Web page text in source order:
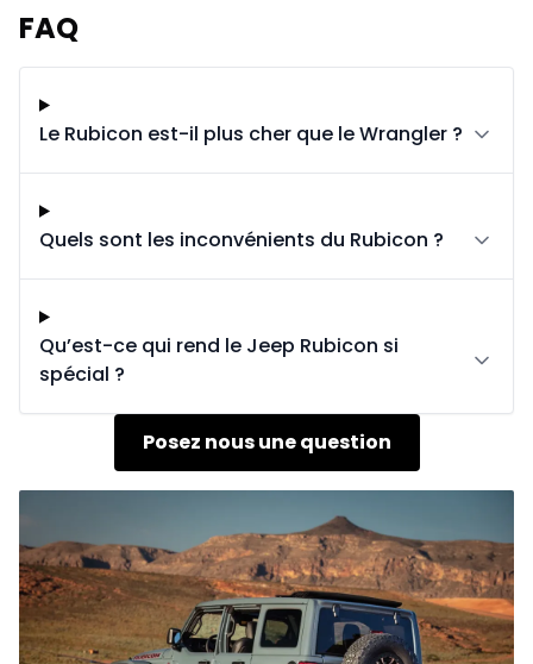
FAQ
Le Rubicon est-il plus cher que le Wrangler ?
Quels sont les inconvénients du Rubicon ?
Qu’est-ce qui rend le Jeep Rubicon si
spécial ?
Posez nous une question